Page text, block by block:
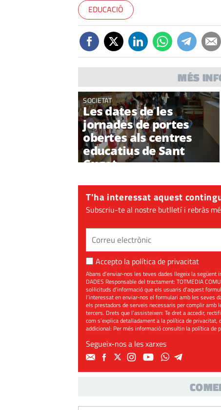
EDUCACIÓ
MÉS
SOCIETAT
Les dates de les
jornades de portes
obertes als centres
educatius de Sant
Cugat
T'ha interessat aquest
Subscriu-te al nostre butlletí i rebràs
Accepto la política de privacitat
Abans d’enviar-nos les teves dades llegeix la següent
DADES Responsable del tractament: TOTMEDIA
sol·licituds d’informació que els usuaris d’aquest
l’interessat en enviar-nos el formulari amb les seves
els prestadors de serveis necessaris per complir amb
tercers. Drets que l’assisteixen: Te dret a accedir,
com s’explica detalladament a la política de
addicional: Per més informació consultin lapolítica de
Segueix-nos a les xarxes